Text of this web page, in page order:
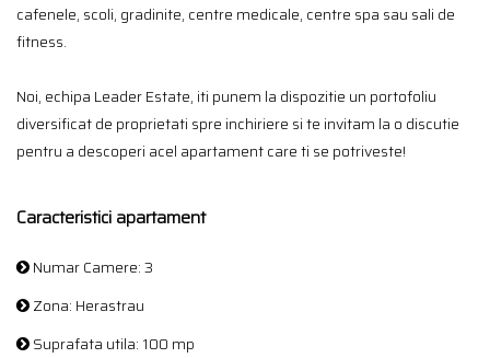
cafenele, scoli, gradinite, centre medicale, centre spa sau sali de
fitness.
Noi, echipa Leader Estate, iti punem la dispozitie un portofoliu
diversificat de proprietati spre inchiriere si te invitam la o discutie
pentru a descoperi acel apartament care ti se potriveste!
Caracteristici apartament
Numar Camere: 3
Zona: Herastrau
Suprafata utila: 100 mp